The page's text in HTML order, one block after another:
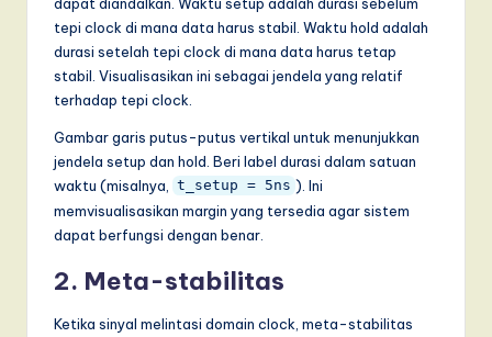
tepi clock di mana data harus stabil. Waktu hold adalah
durasi setelah tepi clock di mana data harus tetap
stabil. Visualisasikan ini sebagai jendela yang relatif
terhadap tepi clock.
Gambar garis putus-putus vertikal untuk menunjukkan
jendela setup dan hold. Beri label durasi dalam satuan
waktu (misalnya,
t_setup = 5ns ). Ini
memvisualisasikan margin yang tersedia agar sistem
dapat berfungsi dengan benar.
2. Meta-stabilitas
Ketika sinyal melintasi domain clock, meta-stabilitas